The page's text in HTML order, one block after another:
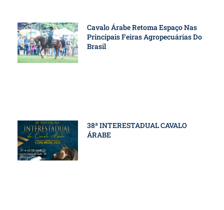
Cavalo Árabe Retoma Espaço Nas
Principais Feiras Agropecuárias Do
Brasil
38ª INTERESTADUAL CAVALO
ÁRABE